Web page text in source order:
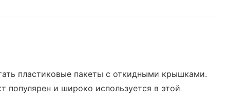
пластиковые пакеты с откидными крышками.
популярен и широко используется в этой